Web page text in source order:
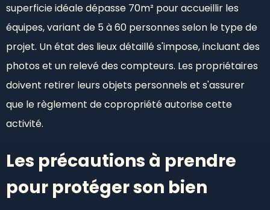
superficie idéale dépasse 70m² pour accueillir les
équipes, variant de 5 à 60 personnes selon le type de
projet. Un état des lieux détaillé s'impose, incluant des
photos et un relevé des compteurs. Les propriétaires
doivent retirer leurs objets personnels et s'assurer
que le règlement de copropriété autorise cette
activité.
Les précautions à prendre
pour protéger son bien